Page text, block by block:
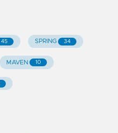
45 SPRING 34
MAVEN 10